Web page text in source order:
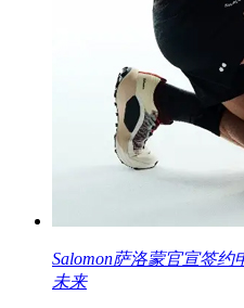
Salomon萨洛蒙官宣签
未来